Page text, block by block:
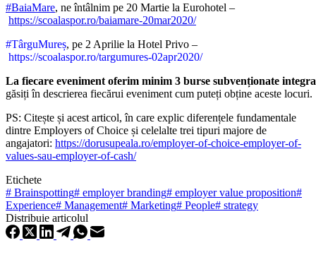
#BaiaMare, ne întâlnim pe 20 Martie la Eurohotel –
https://scoalaspor.ro/baiamare-20mar2020/
#TârguMureș, pe 2 Aprilie la Hotel Privo –
https://scoalaspor.ro/targumures-02apr2020/
La fiecare eveniment oferim minim 3 burse subvenționate
găsiți în descrierea fiecărui eveniment cum puteți obține aceste locuri.
PS: Citește și acest articol, în care explic diferențele fundamentale
dintre Employers of Choice și celelalte trei tipuri majore de
angajatori: https://dorusupeala.ro/employer-of-choice-employer-of-
values-sau-employer-of-cash/
Etichete
# Brainspotting# employer branding# employer value proposition#
Experience# Management# Marketing# People# strategy
Distribuie articolul